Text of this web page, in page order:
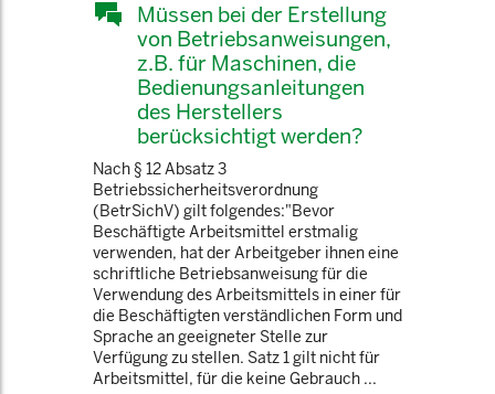
Müssen bei der Erstellung
von Betriebsanweisungen,
z.B. für Maschinen, die
Bedienungsanleitungen
des Herstellers
berücksichtigt werden?
Nach § 12 Absatz 3
Betriebssicherheitsverordnung
(BetrSichV) gilt folgendes:"Bevor
Beschäftigte Arbeitsmittel erstmalig
verwenden, hat der Arbeitgeber ihnen eine
schriftliche Betriebsanweisung für die
Verwendung des Arbeitsmittels in einer für
die Beschäftigten verständlichen Form und
Sprache an geeigneter Stelle zur
Verfügung zu stellen. Satz 1 gilt nicht für
Arbeitsmittel, für die keine Gebrauch ...